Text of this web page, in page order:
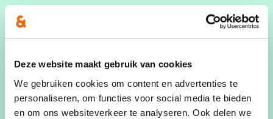
Deze website maakt gebruik van cookies
We gebruiken cookies om content en advertenties te
personaliseren, om functies voor social media te bieden
en om ons websiteverkeer te analyseren. Ook delen we
Van opleiding ben ik ingenieur en ik werk al heel
mijn carrière bij een chemisch bedrijf in de haven
gedaan.
Sinds een tweetal jaar ben ik voorzitter van Cd&V
Wichelen, waar ik kan rekenen op een heel